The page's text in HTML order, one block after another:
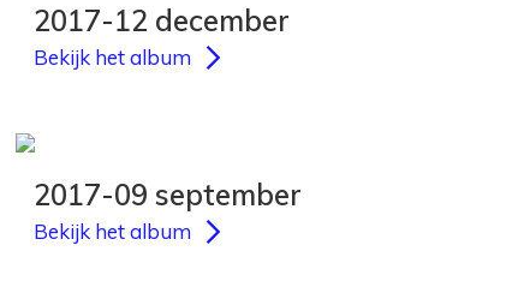
2017-12 december
Bekijk het album
2017-09 september
Bekijk het album